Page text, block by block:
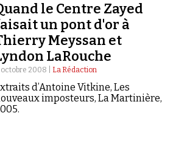
de presse
le Centre Zayed
un pont d'or à
Meyssan et
LaRouche
octobre 2008 | La Rédaction
d’Antoine Vitkine, Les
imposteurs, La Martinière,